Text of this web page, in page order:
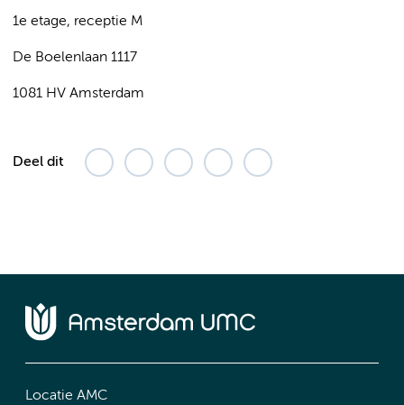
1e etage, receptie M
De Boelenlaan 1117
1081 HV Amsterdam
Deel dit
Locatie AMC